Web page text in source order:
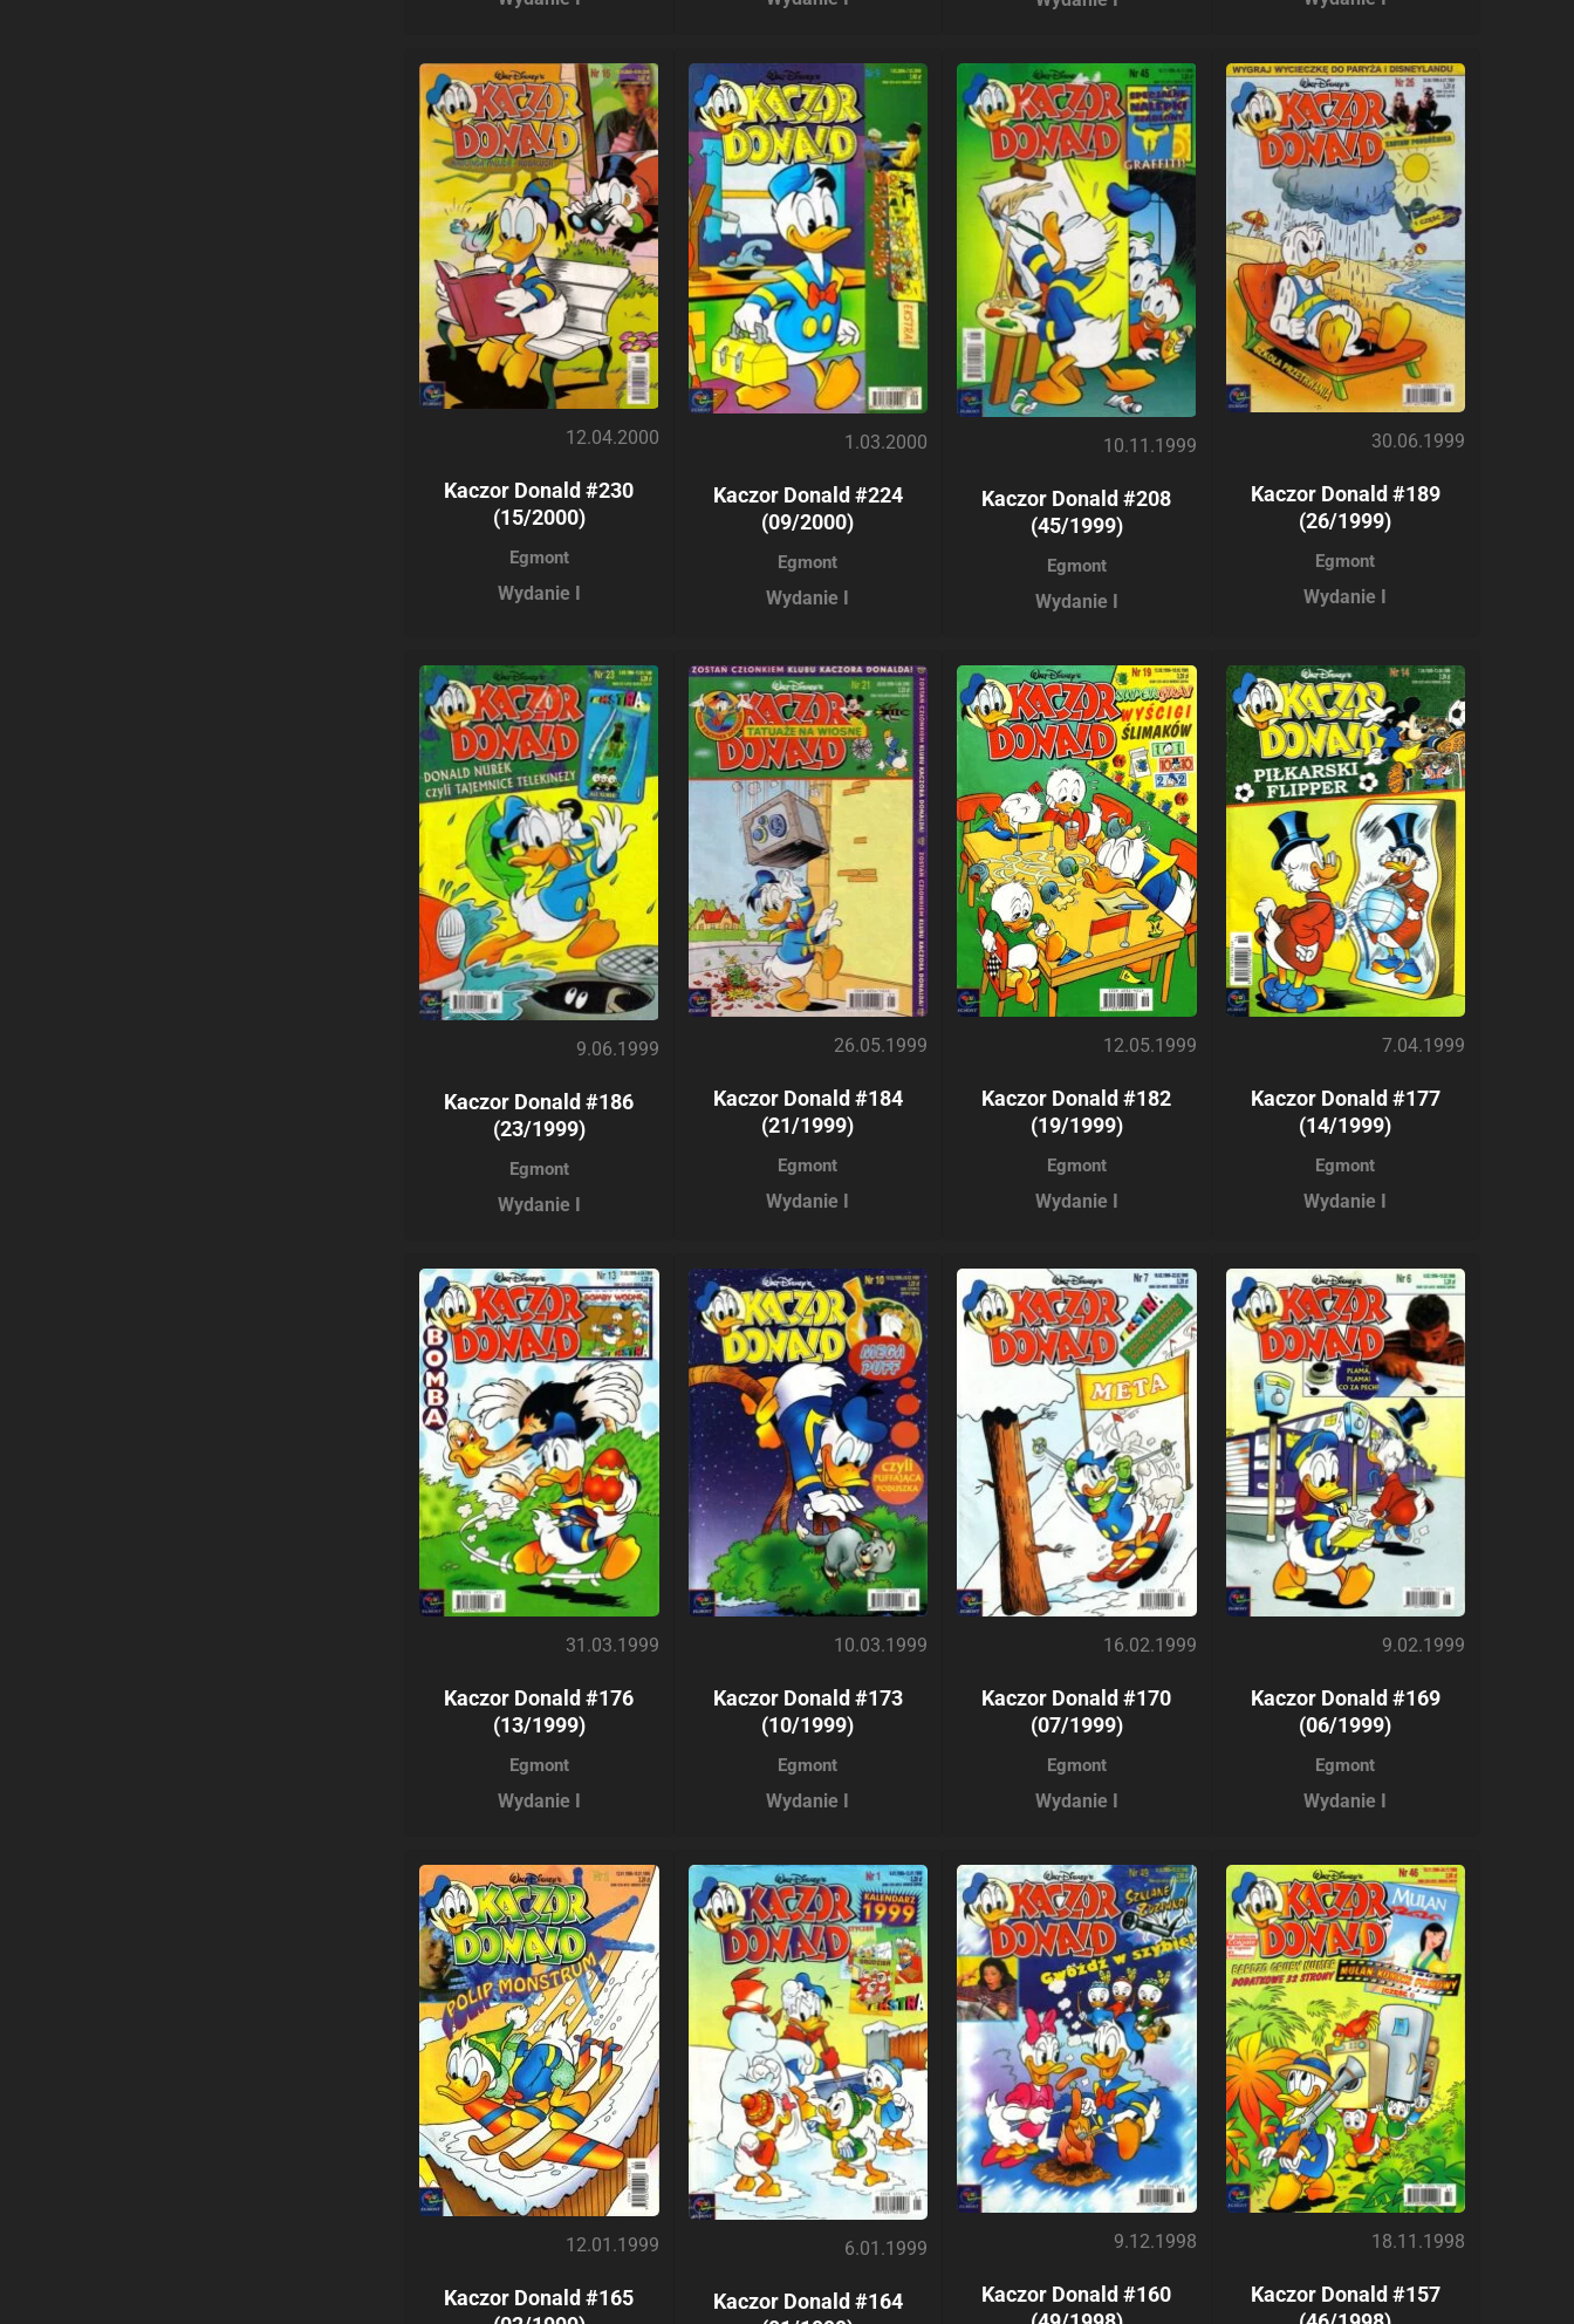
12.04.2000
Kaczor Donald #230
(15/2000)
Egmont
Wydanie I
1.03.2000
Kaczor Donald #224
(09/2000)
Egmont
Wydanie I
10.11.1999
Kaczor Donald #208
(45/1999)
Egmont
Wydanie I
30.06.1999
Kaczor Donald #189
(26/1999)
Egmont
Wydanie I
9.06.1999
Kaczor Donald #186
(23/1999)
Egmont
Wydanie I
26.05.1999
Kaczor Donald #184
(21/1999)
Egmont
Wydanie I
12.05.1999
Kaczor Donald #182
(19/1999)
Egmont
Wydanie I
7.04.1999
Kaczor Donald #177
(14/1999)
Egmont
Wydanie I
31.03.1999
Kaczor Donald #176
(13/1999)
Egmont
Wydanie I
10.03.1999
Kaczor Donald #173
(10/1999)
Egmont
Wydanie I
16.02.1999
Kaczor Donald #170
(07/1999)
Egmont
Wydanie I
9.02.1999
Kaczor Donald #169
(06/1999)
Egmont
Wydanie I
12.01.1999
Kaczor Donald #165
6.01.1999
Kaczor Donald #164
9.12.1998
Kaczor Donald #160
18.11.1998
Kaczor Donald #157